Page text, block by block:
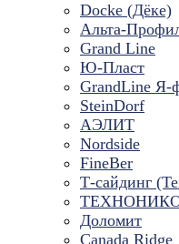
Docke (Дёке)
Альта-
Grand Line
Ю-Пласт
GrandLine Я-
SteinDorf
АЭЛИТ
Nordside
FineBer
Т-сайдинг
Доломит
Canada Ridge